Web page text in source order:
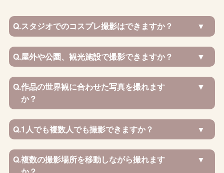
Q.スタジオでのコスプレ撮影はできますか？
Q.屋外や公園、観光施設で撮影できますか？
Q.作品の世界観に合わせた写真を撮れます
か？
Q.1人でも複数人でも撮影できますか？
Q.複数の撮影場所を移動しながら撮れます